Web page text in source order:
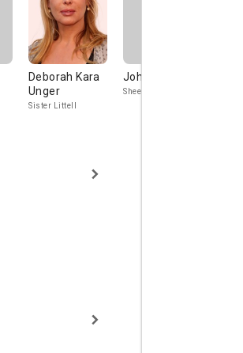
Deborah Kara
Unger
Sister Littell
John Clarke
Sheedy